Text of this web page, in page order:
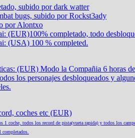
subido por dark watter
bugs, subido por Rockst3ady
por Alontxo
(EUR)100% completado, todo
(USA) 100 % completed.
(EUR) Modo la Compañia 6 horas
los personajes desbloqueados y
coches etc (EUR)
1 coche, todos los record de pista(vueta rapida) y todos los